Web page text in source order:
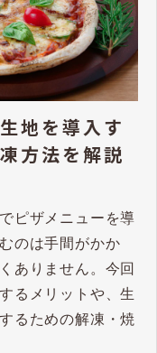
地を導入す
方法を解説
ピザメニューを導
のは手間がかか
ありません。今回
るメリットや、生
るための解凍・焼